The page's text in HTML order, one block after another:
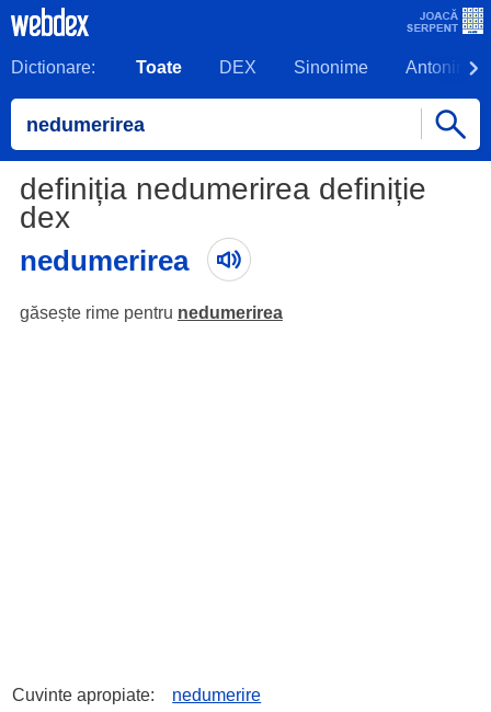
Dictionare: Toate DEX Sinonime Antonime
definiția nedumerirea definiție
dex
nedumerirea
găsește rime pentru nedumerirea
Cuvinte apropiate: nedumerire